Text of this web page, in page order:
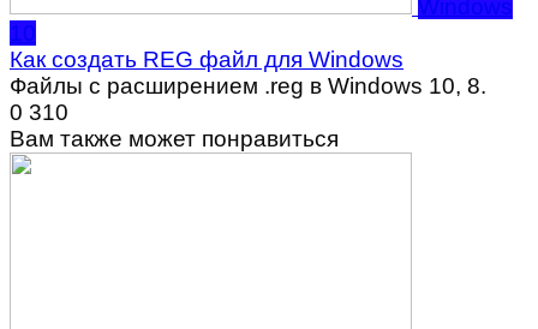
Windows
10
Как создать REG файл для Windows
Файлы с расширением .reg в Windows 10, 8.
0 310
Вам также может понравиться